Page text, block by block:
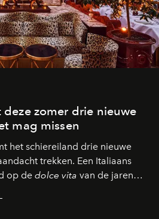
deze zomer drie nieuwe
mag missen
het schiereiland drie nieuwe
trekken. Een Italiaans
op de dolce vita van de jaren
die na zonsondergang
ontmoetingsplek en de